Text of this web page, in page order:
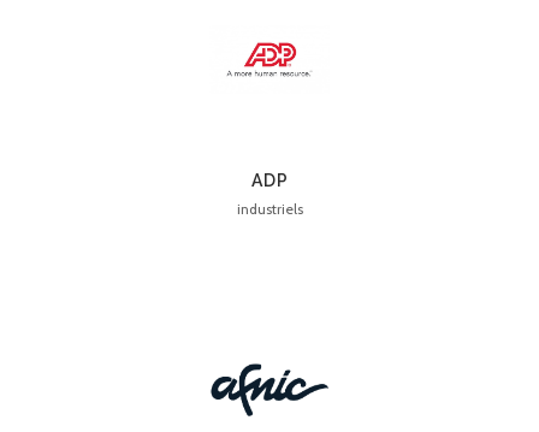
ADP
industriels